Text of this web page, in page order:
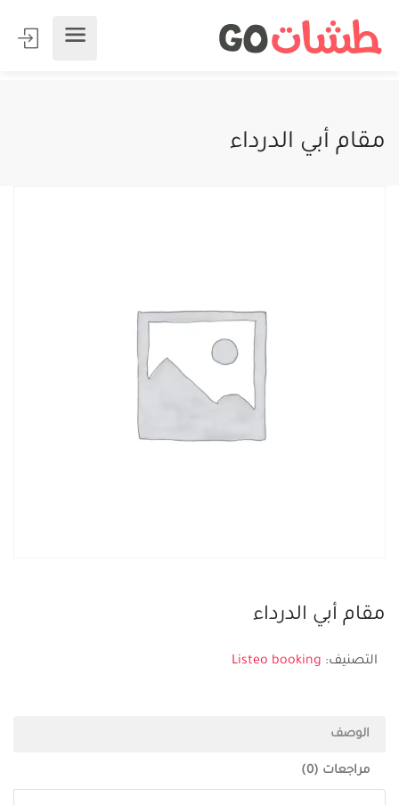
مقام أبي الدرداء
مقام أبي الدرداء
التصنيف: Listeo booking
الوصف
مراجعات (0)